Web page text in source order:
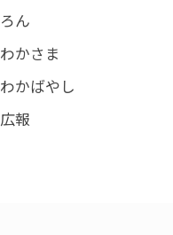
ろん
わかさま
わかばやし
広報